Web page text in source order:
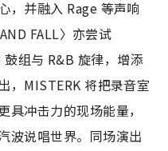
，并融入 Rage 等声响
FALL〉亦尝试
组与 R&B 旋律，增添
，MISTERK 将把录音室
冲击力的现场能量，
波说唱世界。同场演出